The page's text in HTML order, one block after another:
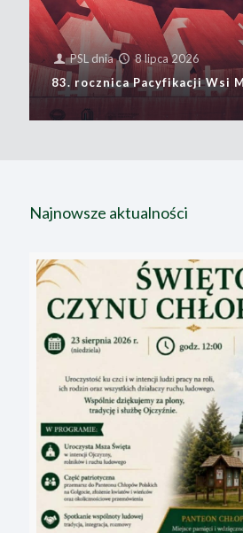
PSL dnia
8 lipca 2026
83. rocznica Pacyfikacji Wsi
Najnowsze aktualności